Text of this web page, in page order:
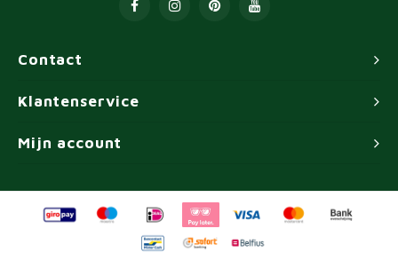
Contact
Klantenservice
Mijn account